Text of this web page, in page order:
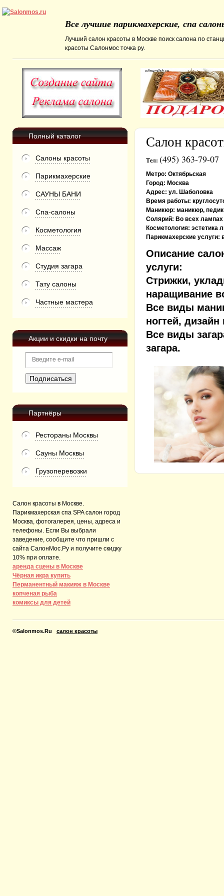
Все лучшие парикмахерские, спа
Лучший салон красоты в Москве поиск салона по
красоты Салонмос точка ру.
Полный каталог
Салоны красоты
Парикмахерские
САУНЫ БАНИ
Спа-салоны
Косметология
Массаж
Студия загара
Тату салоны
Частные мастера
Акции и скидки на почту
Партнёры
Рестораны Москвы
Сауны Москвы
Грузоперевозки
Салон красоты в Москве.
Парикмахерская спа SPA салон город
Москва, фотогалерея, цены, адреса и
телефоны. Если Вы выбрали
заведение, сообщите что пришли с
сайта СалонМос.Ру и получите скидку
10% при оплате.
аренда сцены в Москве
Чёрная икра купить
Перманентный макияж в Москве
копченая рыба
комиксы для детей
Салон
Тел: (495) 363-79-07
Метро: Октябрьская
Город: Москва
Адрес: ул. Шаболовка
Время работы:
Маникюр: маникюр,
Солярий: Во всех лампах
Косметология: эстетика
Парикмахерские услуги:
Описание
услуги:
Стрижки,
наращивание
Все виды
ногтей, дизайн
Все виды
загара.
©Salonmos.Ru салон красоты